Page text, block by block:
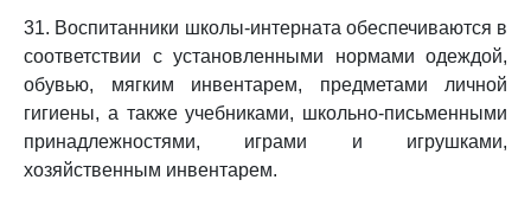
31. Воспитанники школы-интерната обеспечиваются в
соответствии с установленными нормами одеждой,
обувью, мягким инвентарем, предметами личной
гигиены, а также учебниками, школьно-письменными
принадлежностями, играми и игрушками,
хозяйственным инвентарем.